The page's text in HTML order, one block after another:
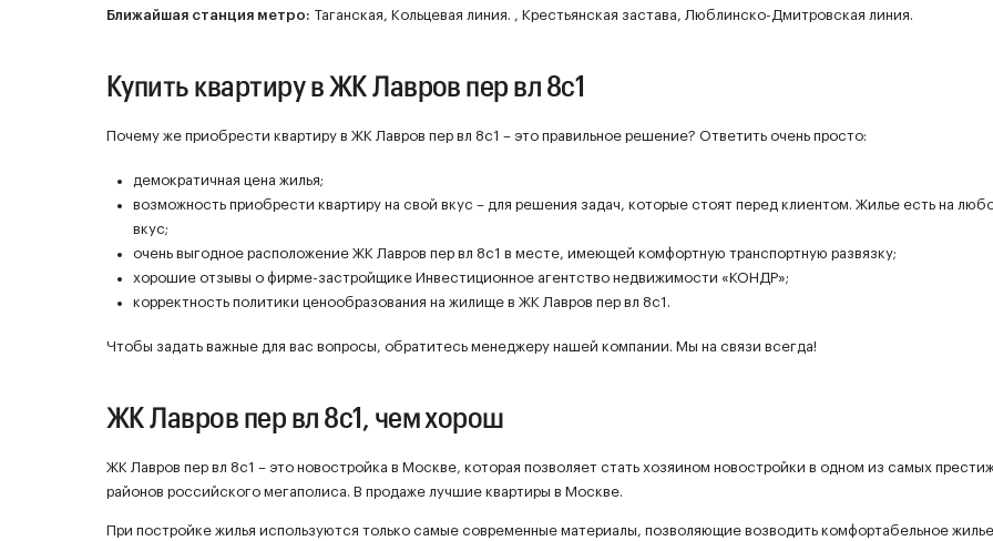
Ближайшая станция метро: Таганская, Кольцевая линия. , Крестьянская застава, Люблинско-Дмитровская линия.
Купить квартиру в ЖК Лавров пер вл 8с1
Почему же приобрести квартиру в ЖК Лавров пер вл 8с1 – это правильное решение? Ответить очень просто:
демократичная цена жилья;
возможность приобрести квартиру на свой вкус – для решения задач, которые стоят перед клиентом. Жилье есть на
вкус;
очень выгодное расположение ЖК Лавров пер вл 8с1 в месте, имеющей комфортную транспортную развязку;
хорошие отзывы о фирме-застройщике Инвестиционное агентство недвижимости «КОНДР»;
корректность политики ценообразования на жилище в ЖК Лавров пер вл 8с1.
Чтобы задать важные для вас вопросы, обратитесь менеджеру нашей компании. Мы на связи всегда!
ЖК Лавров пер вл 8с1, чем хорош
ЖК Лавров пер вл 8с1 – это новостройка в Москве, которая позволяет стать хозяином новостройки в одном из самых
районов российского мегаполиса. В продаже лучшие квартиры в Москве.
При постройке жилья используются только самые современные материалы, позволяющие возводить комфортабельное